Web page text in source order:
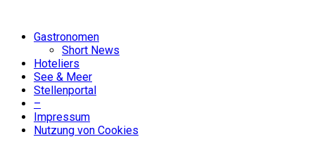
Gastronomen
Short News
Hoteliers
See & Meer
Stellenportal
–
Impressum
Nutzung von Cookies